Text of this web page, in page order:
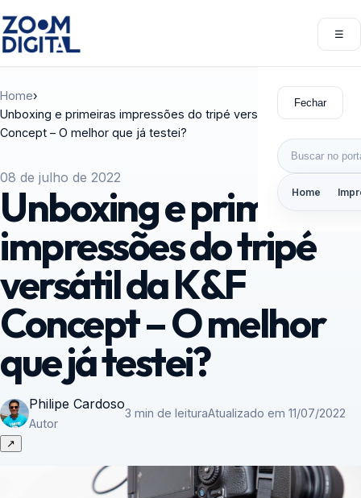
☰
Fechar
Buscar por:
Home
Home›
Unboxing e primeiras impressões do tripé versátil da K&F
Concept – O melhor que já testei?
08 de julho de 2022
Unboxing e primeiras
impressões do tripé
versátil da K&F
Concept – O melhor
que já testei?
Philipe Cardoso
Autor
3 min de leituraAtualizado em 11/07/2022
↗